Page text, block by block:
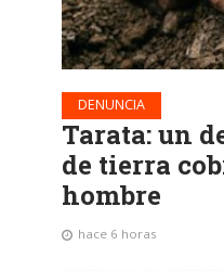
DENUNCIA
Tarata: un
de tierra
hombre
hace 6 horas